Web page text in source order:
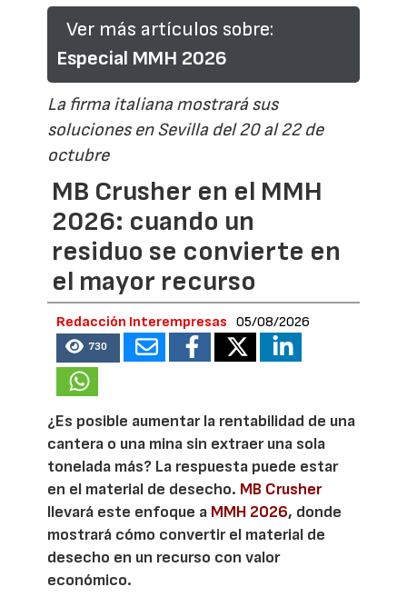
Ver más artículos sobre:
Especial MMH 2026
La firma italiana mostrará sus
soluciones en Sevilla del 20 al 22 de
octubre
MB Crusher en el MMH
2026: cuando un
residuo se convierte en
el mayor recurso
Redacción Interempresas 05/08/2026
730
¿Es posible aumentar la rentabilidad de una
cantera o una mina sin extraer una sola
tonelada más? La respuesta puede estar
en el material de desecho. MB Crusher
llevará este enfoque a MMH 2026, donde
mostrará cómo convertir el material de
desecho en un recurso con valor
económico.